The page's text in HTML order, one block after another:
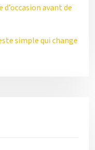
avant de
simple qui change